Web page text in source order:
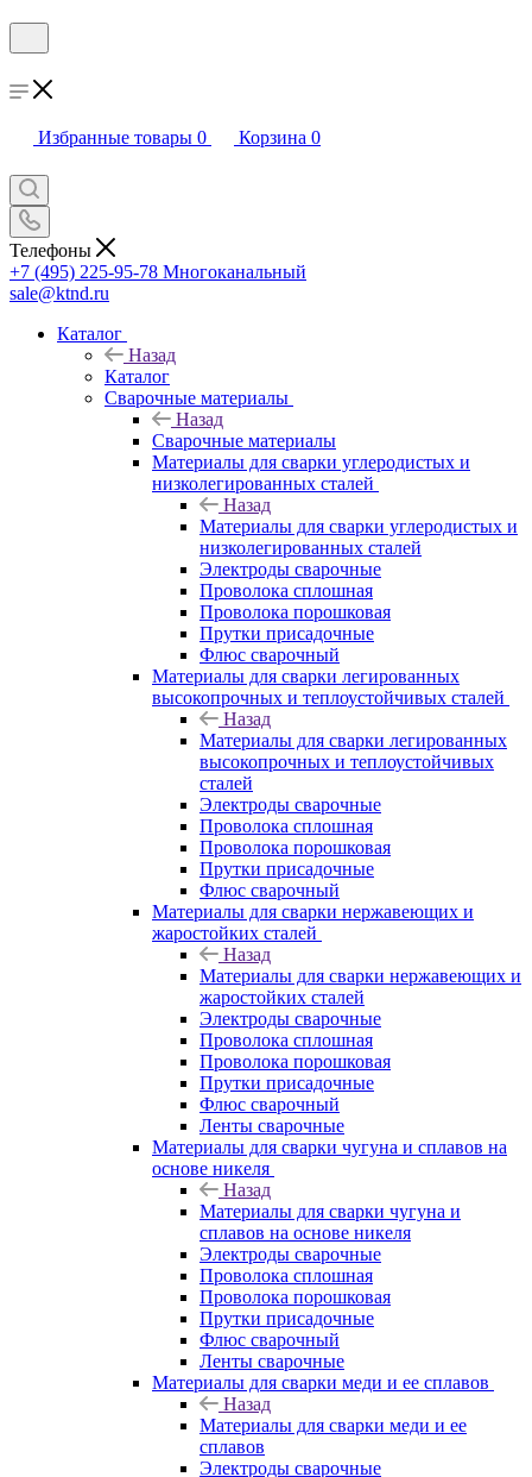
Избранные товары 0 Корзина 0
Телефоны
+7 (495) 225-95-78 Многоканальный
sale@ktnd.ru
Каталог
Назад
Каталог
Сварочные материалы
Назад
Сварочные материалы
Материалы для сварки углеродистых и
низколегированных сталей
Назад
Материалы для сварки углеродистых и
низколегированных сталей
Электроды сварочные
Проволока сплошная
Проволока порошковая
Прутки присадочные
Флюс сварочный
Материалы для сварки легированных
высокопрочных и теплоустойчивых сталей
Назад
Материалы для сварки легированных
высокопрочных и теплоустойчивых
сталей
Электроды сварочные
Проволока сплошная
Проволока порошковая
Прутки присадочные
Флюс сварочный
Материалы для сварки нержавеющих и
жаростойких сталей
Назад
Материалы для сварки нержавеющих и
жаростойких сталей
Электроды сварочные
Проволока сплошная
Проволока порошковая
Прутки присадочные
Флюс сварочный
Ленты сварочные
Материалы для сварки чугуна и сплавов на
основе никеля
Назад
Материалы для сварки чугуна и
сплавов на основе никеля
Электроды сварочные
Проволока сплошная
Проволока порошковая
Прутки присадочные
Флюс сварочный
Ленты сварочные
Материалы для сварки меди и ее сплавов
Назад
Материалы для сварки меди и ее
сплавов
Электроды сварочные